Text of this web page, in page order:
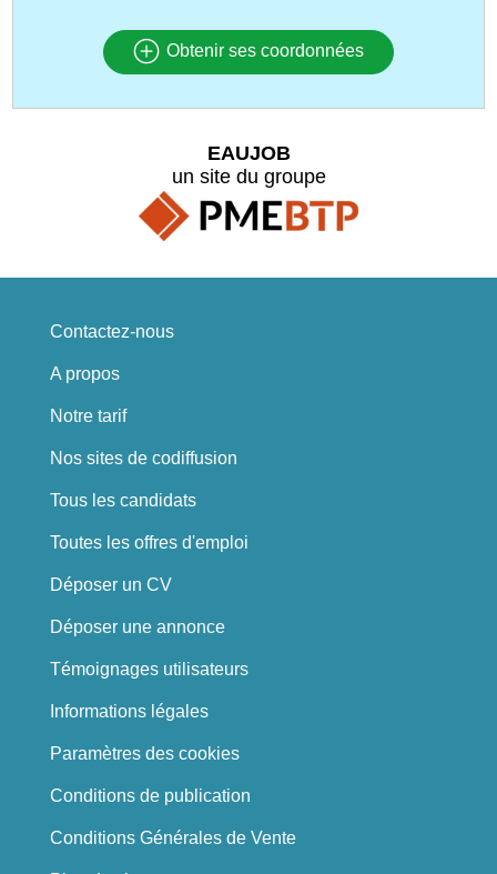
Obtenir ses coordonnées
EAUJOB
un site du groupe
Contactez-nous
A propos
Notre tarif
Nos sites de codiffusion
Tous les candidats
Toutes les offres d'emploi
Déposer un CV
Déposer une annonce
Témoignages utilisateurs
Informations légales
Paramètres des cookies
Conditions de publication
Conditions Générales de Vente